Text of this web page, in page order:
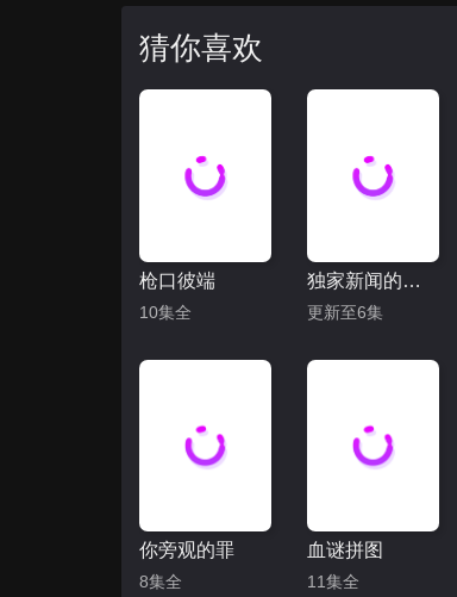
猜你喜欢
枪口彼端
10集全
独家新闻的雏鸟
更新至6集
你旁观的罪
8集全
血谜拼图
11集全